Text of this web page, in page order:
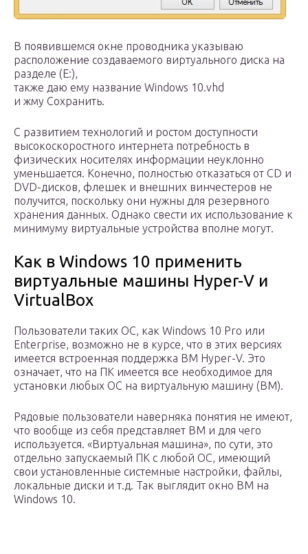
В появившемся окне проводника указываю
расположение создаваемого виртуального диска на
разделе (E:),
также даю ему название Windows 10.vhd
и жму Сохранить.
С развитием технологий и ростом доступности
высокоскоростного интернета потребность в
физических носителях информации неуклонно
уменьшается. Конечно, полностью отказаться от CD и
DVD-дисков, флешек и внешних винчестеров не
получится, поскольку они нужны для резервного
хранения данных. Однако свести их использование к
минимуму виртуальные устройства вполне могут.
Как в Windows 10 применить
виртуальные машины Hyper-V и
VirtualBox
Пользователи таких ОС, как Windows 10 Pro или
Enterprise, возможно не в курсе, что в этих версиях
имеется встроенная поддержка ВМ Hyper-V. Это
означает, что на ПК имеется все необходимое для
установки любых ОС на виртуальную машину (ВМ).
Рядовые пользователи наверняка понятия не имеют,
что вообще из себя представляет ВМ и для чего
используется. «Виртуальная машина», по сути, это
отдельно запускаемый ПК с любой ОС, имеющий
свои установленные системные настройки, файлы,
локальные диски и т.д. Так выглядит окно ВМ на
Windows 10.